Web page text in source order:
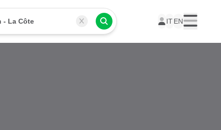
- La Côte ITEN